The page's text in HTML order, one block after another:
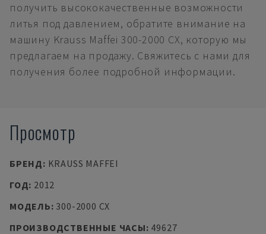
получить высококачественные возможности
литья под давлением, обратите внимание на
машину Krauss Maffei 300-2000 CX, которую мы
предлагаем на продажу. Свяжитесь с нами для
получения более подробной информации.
Просмотр
БРЕНД: KRAUSS MAFFEI
ГОД: 2012
МОДЕЛЬ: 300-2000 CX
ПРОИЗВОДСТВЕННЫЕ ЧАСЫ: 49627